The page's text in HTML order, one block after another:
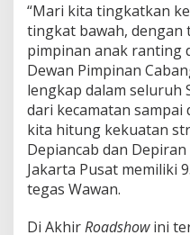
“Mari kita tingkatkan
tingkat bawah, dengan
pimpinan anak ranting
Dewan Pimpinan
lengkap dalam
dari kecamatan
kita hitung kekuatan
Depiancab dan
Jakarta Pusat memiliki
tegas Wawan.
Di AkhirRoadshowini